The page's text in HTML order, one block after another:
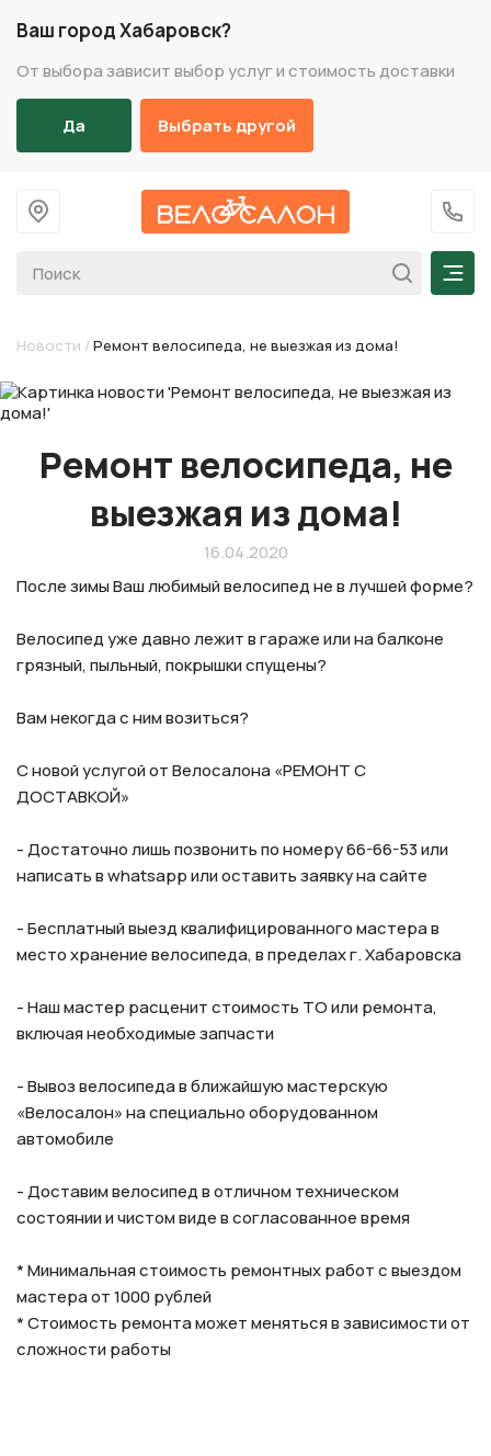
Ваш город Хабаровск?
От выбора зависит выбор услуг и стоимость доставки
Да Выбрать другой
На главную
+7
Новости / Ремонт велосипеда, не выезжая из дома!
Ремонт велосипеда, не
выезжая из дома!
16.04.2020
После зимы Ваш любимый велосипед не в лучшей форме?
Велосипед уже давно лежит в гараже или на балконе
грязный, пыльный, покрышки спущены?
Вам некогда с ним возиться?
С новой услугой от Велосалона «РЕМОНТ С
ДОСТАВКОЙ»
- Достаточно лишь позвонить по номеру 66-66-53 или
написать в whatsapp или оставить заявку на сайте
- Бесплатный выезд квалифицированного мастера в
место хранение велосипеда, в пределах г. Хабаровска
- Наш мастер расценит стоимость ТО или ремонта,
включая необходимые запчасти
- Вывоз велосипеда в ближайшую мастерскую
«Велосалон» на специально оборудованном
автомобиле
- Доставим велосипед в отличном техническом
состоянии и чистом виде в согласованное время
* Минимальная стоимость ремонтных работ с выездом
мастера от 1000 рублей
* Стоимость ремонта может меняться в зависимости от
сложности работы